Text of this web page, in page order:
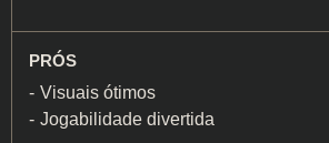
PRÓS
Visuais ótimos
Jogabilidade divertida